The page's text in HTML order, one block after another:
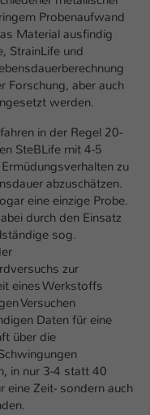
Probenaufwand
Material ausfindig
StrainLife und
Forschung, aber auch
werden.
in der Regel 20-
SteBLife mit 4-5
zu
abzuschätzen.
eine einzige Probe.
durch den Einsatz
sog.
zur
eines Werkstoffs
Versuchen
Daten für eine
über die
in nur 3-4 statt 40
eine Zeit- sondern auch
anderem eine zufällig
historische
Webseiten-
hat.
Session-
speichert im Fall
die Session-ID. So
Benutzer
und es wird ihm
Bereichen